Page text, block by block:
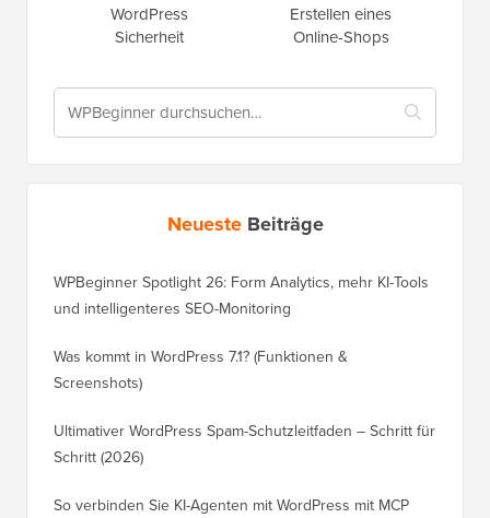
WordPress
Sicherheit
Erstellen eines
Online-Shops
Neueste Beiträge
WPBeginner Spotlight 26: Form Analytics, mehr KI-Tools
und intelligenteres SEO-Monitoring
Was kommt in WordPress 7.1? (Funktionen &
Screenshots)
Ultimativer WordPress Spam-Schutzleitfaden – Schritt für
Schritt (2026)
So verbinden Sie KI-Agenten mit WordPress mit MCP